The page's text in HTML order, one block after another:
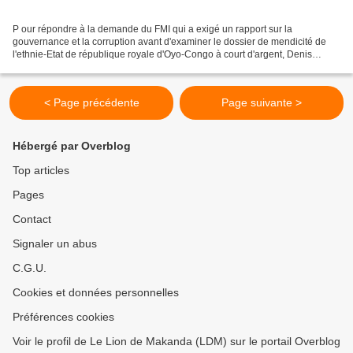
P our répondre à la demande du FMI qui a exigé un rapport sur la
gouvernance et la corruption avant d'examiner le dossier de mendicité de
l'ethnie-Etat de république royale d'Oyo-Congo à court d'argent, Denis
< Page précédente Page suivante >
Hébergé par Overblog
Top articles
Pages
Contact
Signaler un abus
C.G.U.
Cookies et données personnelles
Préférences cookies
Voir le profil de Le Lion de Makanda (LDM) sur le portail Overblog